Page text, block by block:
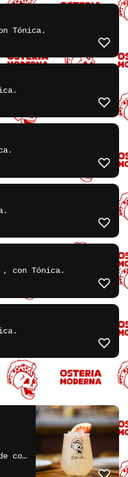
Tónica.
Tónica.
con Tónica.
con Tónica.
con